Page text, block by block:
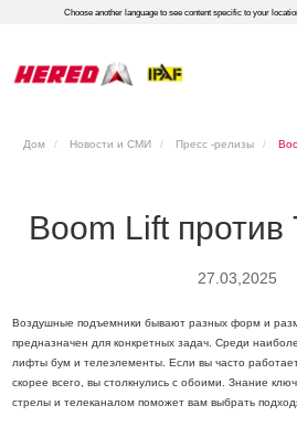
Choose another language to see content specific to your
Дом Новости и СМИ Пресс -релизы
Boom Lift против
27.03,2025
Воздушные подъемники бывают разных форм и
предназначен для конкретных задач. Среди
лифты бум и телеэлементы. Если вы часто
скорее всего, вы столкнулись с обоими. Знание
стрелы и телеканалом поможет вам выбрать